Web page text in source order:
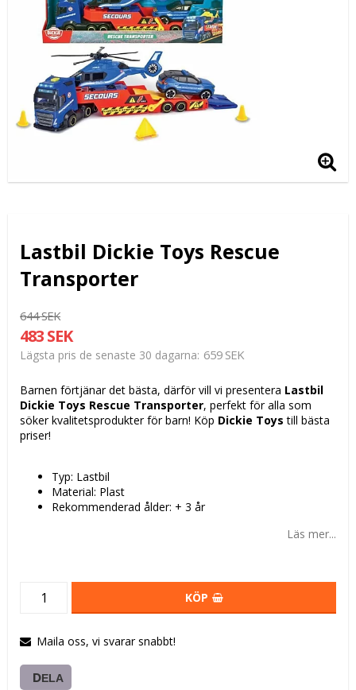
Lastbil Dickie Toys Rescue
Transporter
644 SEK
483 SEK
Lägsta pris de senaste 30 dagarna 659 SEK
Barnen förtjänar det bästa, därför vill vi presentera Lastbil
Dickie Toys Rescue Transporter, perfekt för alla som
söker kvalitetsprodukter för barn! Köp Dickie Toys till bästa
priser!
Typ: Lastbil
Material: Plast
Rekommenderad ålder: + 3 år
Läs mer...
KÖP
Maila oss, vi svarar snabbt!
DELA